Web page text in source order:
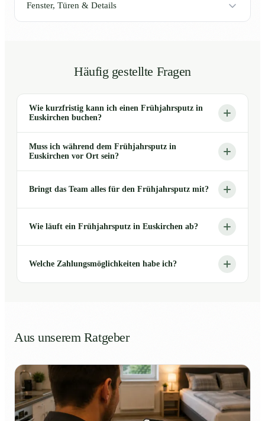
Fenster, Türen & Details
Häufig gestellte Fragen
Wie kurzfristig kann ich einen Frühjahrsputz in
Euskirchen buchen?
Muss ich während dem Frühjahrsputz in
Euskirchen vor Ort sein?
Bringt das Team alles für den Frühjahrsputz mit?
Wie läuft ein Frühjahrsputz in Euskirchen ab?
Welche Zahlungsmöglichkeiten habe ich?
Aus unserem Ratgeber